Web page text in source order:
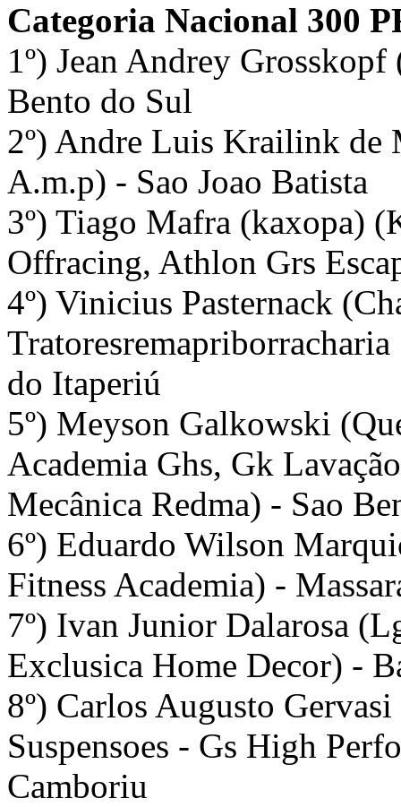
Categoria Nacional 300
1º) Jean Andrey
Bento do Sul
2º) Andre Luis Krailink de
A.m.p) - Sao Joao Batista
3º) Tiago Mafra (kaxopa)
Offracing, Athlon Grs
4º) Vinicius Pasternack
do Itaperiú
5º) Meyson Galkowski
Academia Ghs, Gk
Mecânica Redma) - Sao
6º) Eduardo Wilson
Fitness Academia) -
7º) Ivan Junior Dalarosa
Exclusica Home Decor) -
8º) Carlos Augusto
Suspensoes - Gs High
Camboriu